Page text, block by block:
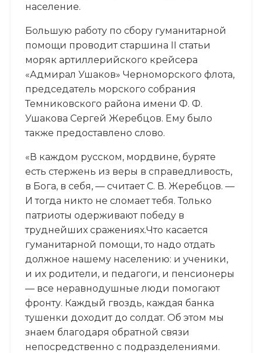
население.
Большую работу по сбору гуманитарной
помощи проводит старшина II статьи
моряк артиллерийского крейсера
«Адмирал Ушаков» Черноморского флота,
председатель морского собрания
Темниковского района имени Ф. Ф.
Ушакова Сергей Жеребцов. Ему было
также предоставлено слово.
«В каждом русском, мордвине, буряте
есть стержень из веры в справедливость,
в Бога, в себя, — считает С. В. Жеребцов. —
И тогда никто не сломает тебя. Только
патриоты одерживают победу в
труднейших сражениях.Что касается
гуманитарной помощи, то надо отдать
должное нашему населению: и ученики,
и их родители, и педагоги, и пенсионеры
— все неравнодушные люди помогают
фронту. Каждый гвоздь, каждая банка
тушенки доходит до солдат. Об этом мы
знаем благодаря обратной связи
непосредственно с подразделениями.